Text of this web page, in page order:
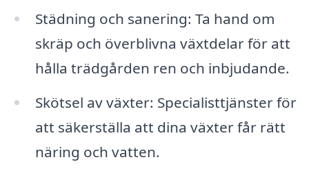
Städning och sanering: Ta hand om
skräp och överblivna växtdelar för att
hålla trädgården ren och inbjudande.
Skötsel av växter: Specialisttjänster för
att säkerställa att dina växter får rätt
näring och vatten.